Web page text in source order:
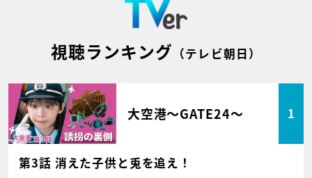
視聴ランキング （テレビ朝日）
大空港～GATE24～ 1
第3話 消えた子供と兎を追え！